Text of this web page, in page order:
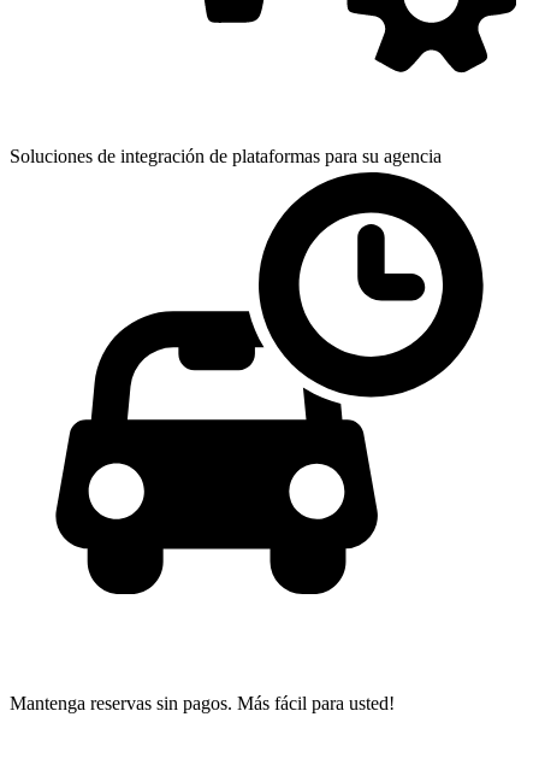
Soluciones de integración de plataformas para su agencia
Mantenga reservas sin pagos. Más fácil para usted!